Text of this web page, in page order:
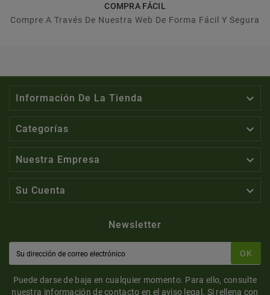
COMPRA FÁCIL
Compre A Través De Nuestra Web De Forma Fácil Y Segura
Información De La Tienda 
Categorías 
Nuestra Empresa 
Su Cuenta 
Newsletter
OK
Puede darse de baja en cualquier momento. Para ello, consulte
nuestra información de contacto en el aviso legal. Si rellena con